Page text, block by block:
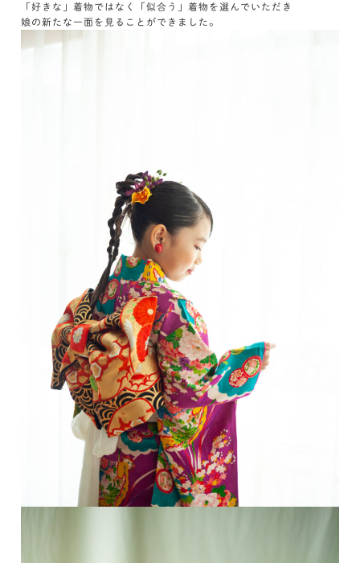
「好きな」着物ではなく「似合う」着物を選んでいただき
娘の新たな一面を見ることができました。